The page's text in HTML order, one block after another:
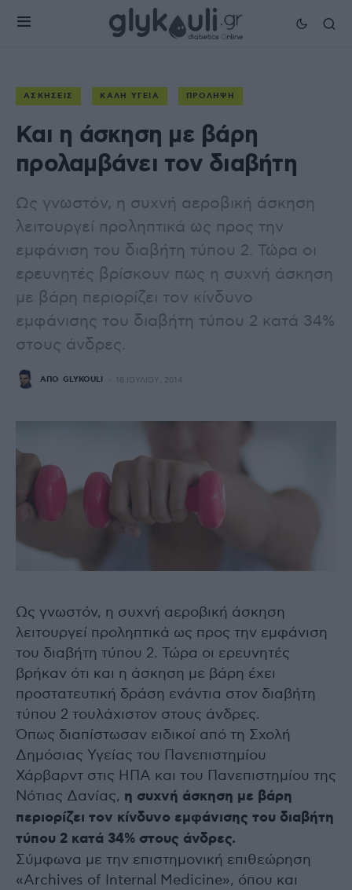
ΑΣΚΉΣΕΙΣ ΚΑΛΉ ΥΓΕΊΑ ΠΡΌΛΗΨΗ
Και η άσκηση με βάρη
προλαμβάνει τον διαβήτη
Ως γνωστόν, η συχνή αεροβική άσκηση
λειτουργεί προληπτικά ως προς την
εμφάνιση του διαβήτη τύπου 2. Τώρα οι
ερευνητές βρίσκουν πως η συχνή άσκηση
με βάρη περιορίζει τον κίνδυνο
εμφάνισης του διαβήτη τύπου 2 κατά 34%
στους άνδρες.
ΑΠΌ GLYKOULI 16 ΙΟΥΛΊΟΥ, 2014
Ως γνωστόν, η συχνή αεροβική άσκηση
λειτουργεί προληπτικά ως προς την εμφάνιση
του διαβήτη τύπου 2. Τώρα οι ερευνητές
βρήκαν ότι και η άσκηση με βάρη έχει
προστατευτική δράση ενάντια στον διαβήτη
τύπου 2 τουλάχιστον στους άνδρες.
Όπως διαπίστωσαν ειδικοί από τη Σχολή
Δημόσιας Υγείας του Πανεπιστημίου
Χάρβαρντ στις ΗΠΑ και του Πανεπιστημίου της
Νότιας Δανίας, η συχνή άσκηση με βάρη
περιορίζει τον κίνδυνο εμφάνισης του διαβήτη
τύπου 2 κατά 34% στους άνδρες.
Σύμφωνα με την επιστημονική επιθεώρηση
«Archives of Internal Medicine», όπου και